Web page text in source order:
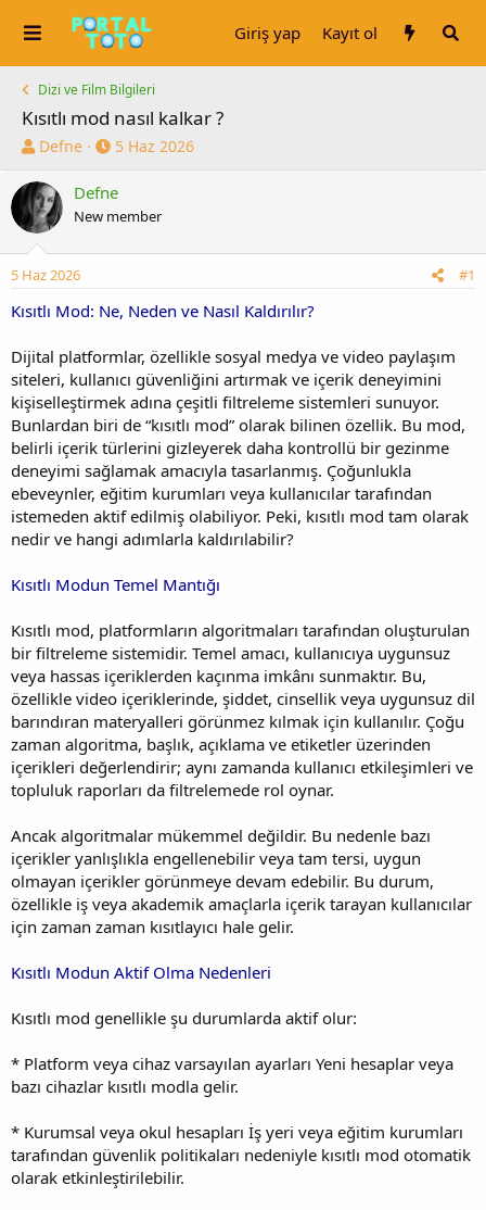
Giriş yap Kayıt ol
Dizi ve Film Bilgileri
Kısıtlı mod nasıl kalkar ?
K
n
u
y
u
b
ş
a
t
a
n
Defne
B
ş
a
ç
a
i
h
i
5 Haz 2026
Defne
New member
5 Haz 2026 #1
Kısıtlı Mod: Ne, Neden ve Nasıl Kaldırılır?
Dijital platformlar, özellikle sosyal medya ve video paylaşım
siteleri, kullanıcı güvenliğini artırmak ve içerik deneyimini
kişiselleştirmek adına çeşitli filtreleme sistemleri sunuyor.
Bunlardan biri de “kısıtlı mod” olarak bilinen özellik. Bu mod,
belirli içerik türlerini gizleyerek daha kontrollü bir gezinme
deneyimi sağlamak amacıyla tasarlanmış. Çoğunlukla
ebeveynler, eğitim kurumları veya kullanıcılar tarafından
istemeden aktif edilmiş olabiliyor. Peki, kısıtlı mod tam olarak
nedir ve hangi adımlarla kaldırılabilir?
Kısıtlı Modun Temel Mantığı
Kısıtlı mod, platformların algoritmaları tarafından oluşturulan
bir filtreleme sistemidir. Temel amacı, kullanıcıya uygunsuz
veya hassas içeriklerden kaçınma imkânı sunmaktır. Bu,
özellikle video içeriklerinde, şiddet, cinsellik veya uygunsuz dil
barındıran materyalleri görünmez kılmak için kullanılır. Çoğu
zaman algoritma, başlık, açıklama ve etiketler üzerinden
içerikleri değerlendirir; aynı zamanda kullanıcı etkileşimleri ve
topluluk raporları da filtrelemede rol oynar.
Ancak algoritmalar mükemmel değildir. Bu nedenle bazı
içerikler yanlışlıkla engellenebilir veya tam tersi, uygun
olmayan içerikler görünmeye devam edebilir. Bu durum,
özellikle iş veya akademik amaçlarla içerik tarayan kullanıcılar
için zaman zaman kısıtlayıcı hale gelir.
Kısıtlı Modun Aktif Olma Nedenleri
Kısıtlı mod genellikle şu durumlarda aktif olur:
* Platform veya cihaz varsayılan ayarları Yeni hesaplar veya
bazı cihazlar kısıtlı modla gelir.
* Kurumsal veya okul hesapları İş yeri veya eğitim kurumları
tarafından güvenlik politikaları nedeniyle kısıtlı mod otomatik
olarak etkinleştirilebilir.